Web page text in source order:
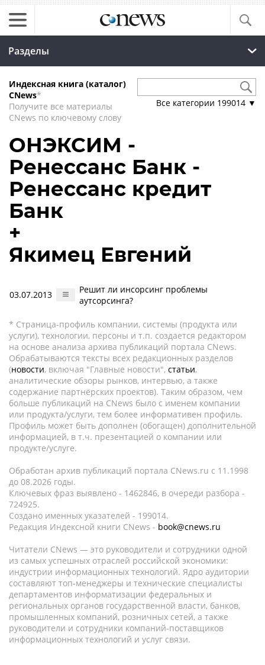
Разделы
Индексная книга (каталог)
CNews*
Получите все материалы
CNews по ключевому слову
Все категории 199014 ▼
ОНЭКСИМ -
Ренессанс Банк -
Ренессанс кредит
Банк
+
Якимец Евгений
03.07.2013
Решит ли инсорсинг проблемы
аутсорсинга?
* Страница-профиль компании, системы (продукта или
услуги), технологии, персоны и т.п. создается редактором
на основе анализа архива публикаций портала CNews.
Обрабатываются тексты всех редакционных разделов
(новости, включая "Главные новости", статьи,
аналитические обзоры рынков, интервью, а также
содержание партнёрских проектов). Таким образом, чем
больше публикаций на CNews было с именем компании
или продукта/услуги, тем более информативен профиль.
Профиль может быть дополнен (обогащен) дополнительной
информацией, в т.ч. презентацией о компании или
продукте/услуге.
Обработан архив публикаций портала CNews.ru c 11.1998
до 08.2026 годы.
Ключевых фраз выявлено - 1462846, в очереди разбора -
724925.
Создано именных указателей - 199014.
Редакция Индексной книги CNews - book@cnews.ru
Читатели CNews — это руководители и сотрудники одной
из самых успешных отраслей российской экономики:
индустрии информационных технологий. Ядро аудитории
составляют топ-менеджеры и технические специалисты
департаментов информатизации федеральных и
региональных органов государственной власти, банков,
промышленных компаний, розничных сетей, а также
руководители и сотрудники компаний-поставщиков
информационных технологий и услуг связи.